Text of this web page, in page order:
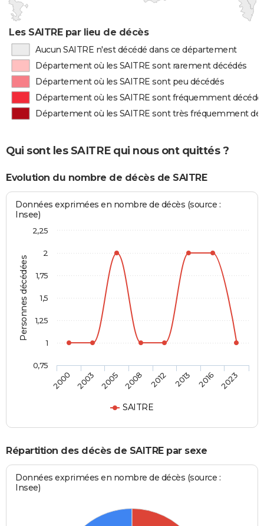
Les SAITRE par lieu de décès
Aucun SAITRE n'est décédé dans ce département
Département où les SAITRE sont rarement décédés
Département où les SAITRE sont peu décédés
Département où les SAITRE sont fréquemment
Département où les SAITRE sont très fréquemment
Qui sont les SAITRE qui nous ont quittés ?
Evolution du nombre de décès de SAITRE
Personnes décédées
Données exprimées en nombre de décès (source :
Insee)
SAITRE
2000 2003 2005 2008 2012 2013 2016 2023
0,75
1
1,25
1,5
1,75
2
2,25
Répartition des décès de SAITRE par sexe
Données exprimées en nombre de décès (source :
Insee)